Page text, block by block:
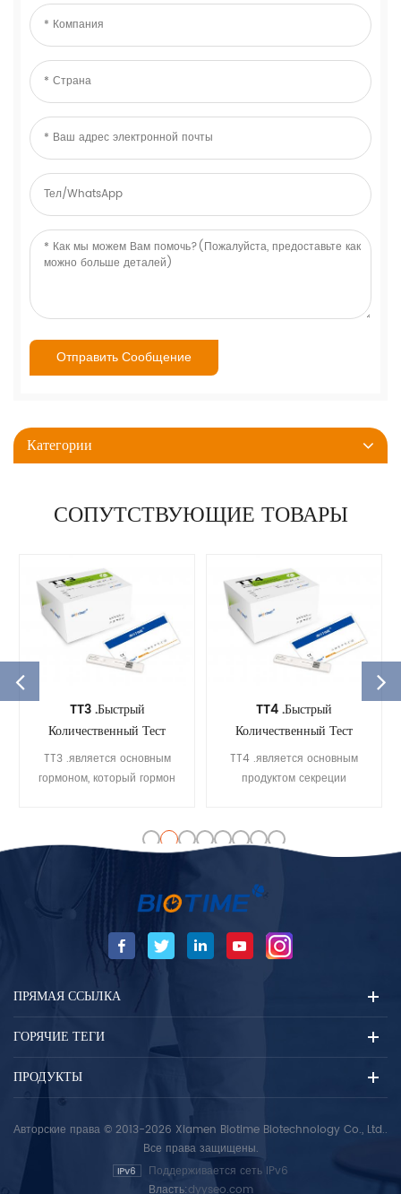
Категории
СОПУТСТВУЮЩИЕ ТОВАРЫ
TT3 .быстрый
Количественный Тест
TT3 .является основным
гормоном, который гормон
Сыворотка TT3 Концентрация
отражает щитовидную
железу Grand's возможность
функционировать лучше чем
щитовидная железа железа.
TT3 .является важным
показателем раннего
гипертиреоза и мониторинга
рецидивирующего
гипертиреоза и псевдо
тиротоксикоза.
TT4 .быстрый
Количественный Тест
TT4 .является основным
продуктом секреции
ингредиентом целостности
гипоталамический гипофиз
использованы для
диагностики гипертиреоза,
первичного и вторичного, а
также TT4 Ингибирование
ПРЯМАЯ ССЫЛКА
ГОРЯЧИЕ ТЕГИ
ПРОДУКТЫ
Авторские права © 2013-2026 Xiamen Biotime Biotechnology Co., Ltd..
Все права защищены.
Поддерживается сеть IPv6
Власть:dyyseo.com